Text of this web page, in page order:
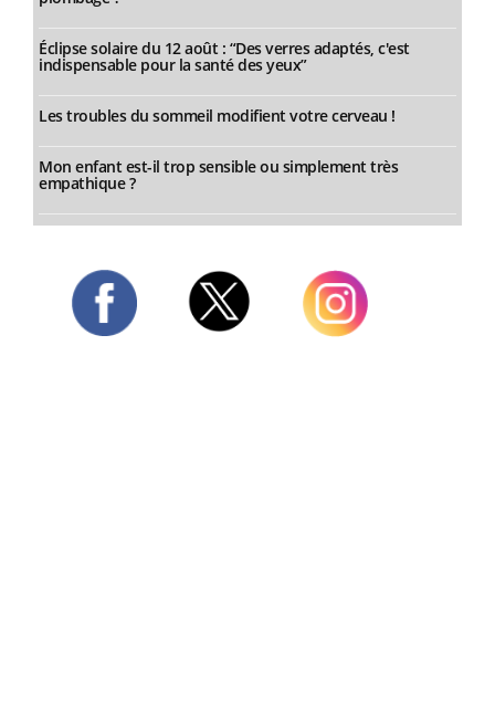
Éclipse solaire du 12 août : “Des verres adaptés, c'est
indispensable pour la santé des yeux”
Les troubles du sommeil modifient votre cerveau !
Mon enfant est-il trop sensible ou simplement très
empathique ?